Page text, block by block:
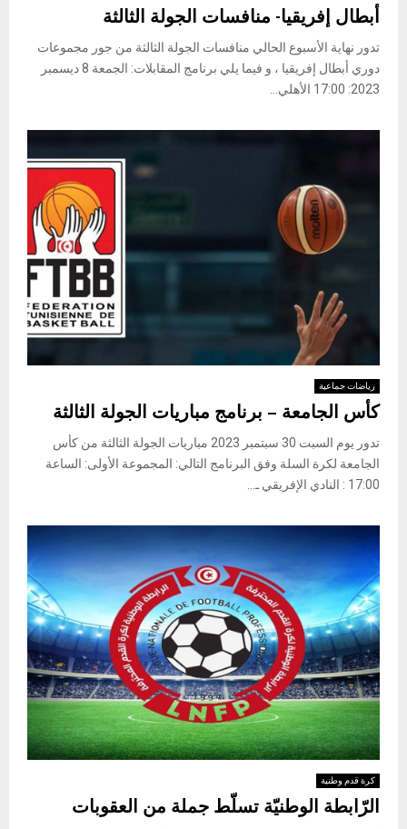
أبطال إفريقيا- منافسات الجولة الثالثة
تدور نهاية الأسبوع الحالي منافسات الجولة الثالثة من جور مجموعات
دوري أبطال إفريقيا ، و فيما يلي برنامج المقابلات: الجمعة 8 ديسمبر
2023: 17:00 الأهلي...
رياضات جماعية
كأس الجامعة – برنامج مباريات الجولة الثالثة
تدور يوم السبت 30 سبتمبر 2023 مباريات الجولة الثالثة من كأس
الجامعة لكرة السلة وفق البرنامج التالي: المجموعة الأولى: الساعة
17:00 : النادي الإفريقي ـ...
كرة قدم وطنية
الرّابطة الوطنيّة تسلّط جملة من العقوبات